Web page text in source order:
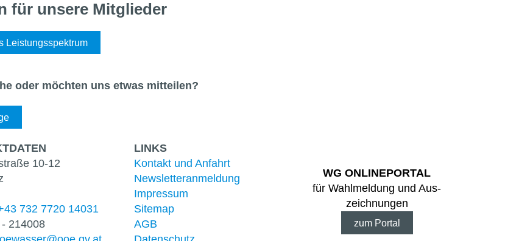
für unsere Mitglieder
Leistungsspektrum
oder möchten uns etwas mitteilen?
10-12
732 7720 14031
214008
LINKS
Kontakt und Anfahrt
Newsletter­anmeldung
Impressum
Sitemap
AGB
WG ONLINE­PORTAL
für Wahl­meldung und Aus­
zeichnungen
zum Portal